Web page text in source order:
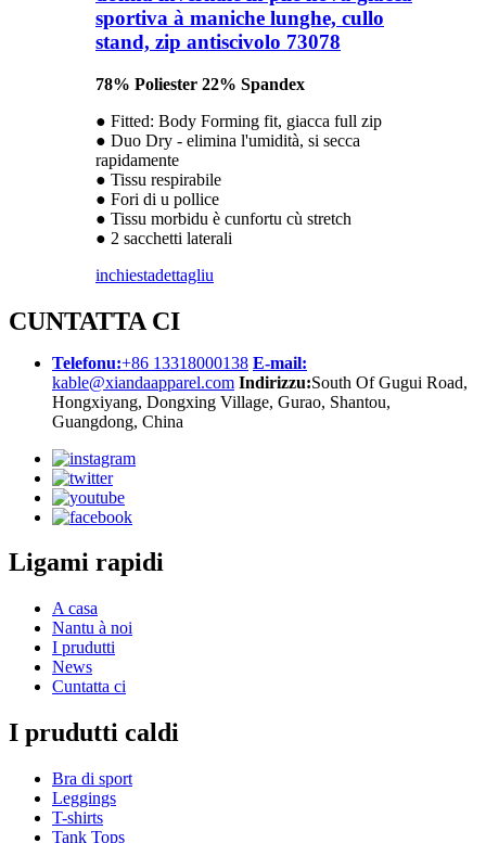
sportiva à maniche lunghe, cullo
stand, zip antiscivolo 73078
78% Poliester 22% Spandex
● Fitted: Body Forming fit, giacca full zip
● Duo Dry - elimina l'umidità, si secca
rapidamente
● Tissu respirabile
● Fori di u pollice
● Tissu morbidu è cunfortu cù stretch
● 2 sacchetti laterali
inchiestadettagliu
CUNTATTA CI
Telefonu:+86 13318000138 E-mail:
kable@xiandaapparel.com Indirizzu:South Of Gugui Road,
Hongxiyang, Dongxing Village, Gurao, Shantou,
Guangdong, China
Ligami rapidi
A casa
Nantu à noi
I prudutti
News
Cuntatta ci
I prudutti caldi
Bra di sport
Leggings
T-shirts
Tank Tops